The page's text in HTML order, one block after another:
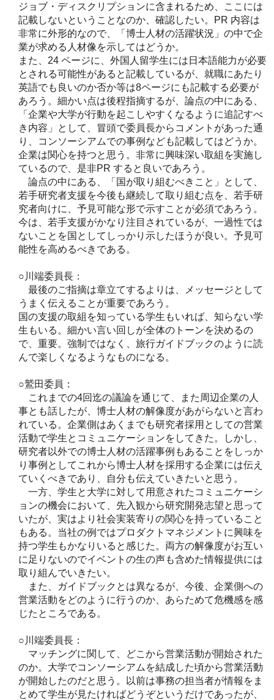
ジョブ・ディスクリプションに含まれるため、ここには
記載しないということなのか、確認したい。PR 内容は
非常に外形的なので、「博士人材の活躍状況」の中で企
業が求める人材像を示してはどうか。
また、24 ページに、外国人留学生には日本語能力が必要
とされる可能性があると記載しているが、就職にあたり
英語でも良いのか否か等は8ページにも記載する必要が
あろう。細かい点は後程指摘するが、論点の中にある、
「企業や大学が行動を起こしやすくなるように追記すべ
き内容」として、冒頭で委員長からコメントがあった通
り、コンソーシアムでの事例なども記載してはどうか。
企業は関心を持つと思う。非常に興味深い取組を実施し
ているので、是非PR すると良いであろう。
論点の中にある、「国が取り組むべきこと」として、
若手研究者支援を今後も継続して取り組む点を、若手研
究者向けに、予見可能な形で示すことが必須であろう。
今は、若手支援がかなり注目されているが、一過性では
ないことを国としてしっかり示したほうが良い。予見可
能性を高めるべきである。
○川端委員長：
最後のご指摘は章立てするよりは、メッセージとして
うまく伝えることが重要であろう。
国の支援の取組を知っている学生もいれば、知らない学
生もいる。細かい言い回しが全体のトーンを決めるの
で、重要。強制ではなく、旅行ガイドブックのように読
んで楽しくなるようなものになる。
○鷲田委員：
これまでの4回迄の議論を通じて、また周辺企業の人
事とも話したが、博士人材の解像度があがらないと言わ
れている。企業側はあくまでも研究者採用としての営業
活動で学生とコミュニケーションをしてきた。しかし、
研究者以外での博士人材の活躍事例もあることをしっか
り事例としてこれから博士人材を採用する企業には伝え
ていくべきであり、自分も伝えていきたいと思う。
一方、学生と大学に対して用意されたコミュニケーシ
ョンの機会において、先入観から研究開発志望と思って
いたが、実はより社会実装寄りの関心を持っていること
もある。当社の例ではプロダクトマネジメントに興味を
持つ学生もかなりいると感じた。両方の解像度がお互い
に足りないのでイベントの生の声も含めた情報提供には
取り組んでいきたい。
また、ガイドブックとは異なるが、今後、企業側への
営業活動をどのように行うのか、あらためて危機感を感
じたところである。
○川端委員長：
マッチングに関して、どこから営業活動が開始された
のか。大学でコンソーシアムを結成した頃から営業活動
が開始したのだと思う。以前は事務の担当者が情報をま
とめて学生が見たければどうぞというだけであったが、